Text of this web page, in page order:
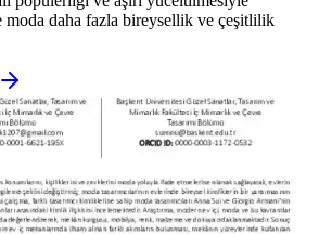
moda daha fazla bireysellik ve çeşitlilik